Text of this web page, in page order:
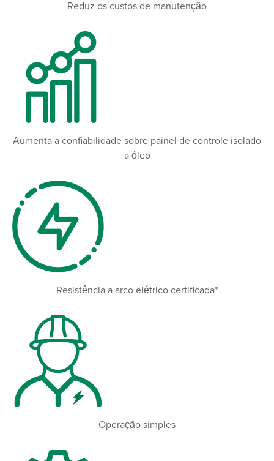
Reduz os custos de manutenção
Aumenta a confiabilidade sobre painel de controle isolado
a óleo
Resistência a arco elétrico certificada*
Operação simples